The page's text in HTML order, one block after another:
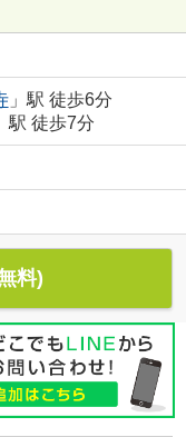
」駅 徒歩6分
駅 徒歩7分
料)